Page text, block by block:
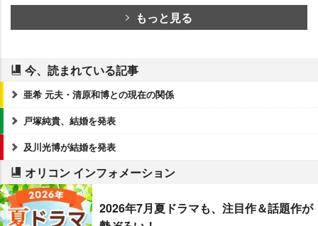
もっと見る
今、読まれている記事
亜希 元夫・清原和博との現在の関係
戸塚純貴、結婚を発表
及川光博が結婚を発表
オリコン インフォメーション
2026年7月夏ドラマも、注目作＆話題作が